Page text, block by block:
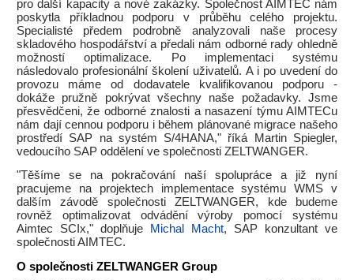
pro další kapacity a nové zakázky. Společnost AIMTEC nám
poskytla příkladnou podporu v průběhu celého projektu.
Specialisté předem podrobně analyzovali naše procesy
skladového hospodářství a předali nám odborné rady ohledně
možností optimalizace. Po implementaci systému
následovalo profesionální školení uživatelů. A i po uvedení do
provozu máme od dodavatele kvalifikovanou podporu -
dokáže pružně pokrývat všechny naše požadavky. Jsme
přesvědčeni, že odborné znalosti a nasazení týmu AIMTECu
nám dají cennou podporu i během plánované migrace našeho
prostředí SAP na systém S/4HANA," říká Martin Spiegler,
vedoucího SAP oddělení ve společnosti ZELTWANGER.
"Těšíme se na pokračování naší spolupráce a již nyní
pracujeme na projektech implementace systému WMS v
dalším závodě společnosti ZELTWANGER, kde budeme
rovněž optimalizovat odvádění výroby pomocí systému
Aimtec SCIx," doplňuje
Michal Macht, SAP konzultant ve
společnosti AIMTEC.
O společnosti ZELTWANGER Group